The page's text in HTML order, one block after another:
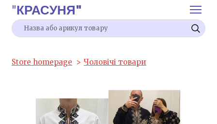
"КРАСУНЯ"
Store homepage Чоловічі товари